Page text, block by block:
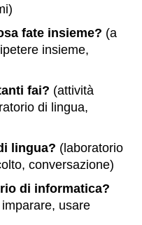
fate insieme? (a
insieme,
fai? (attività
di lingua,
lingua? (laboratorio
conversazione)
di informatica?
usare